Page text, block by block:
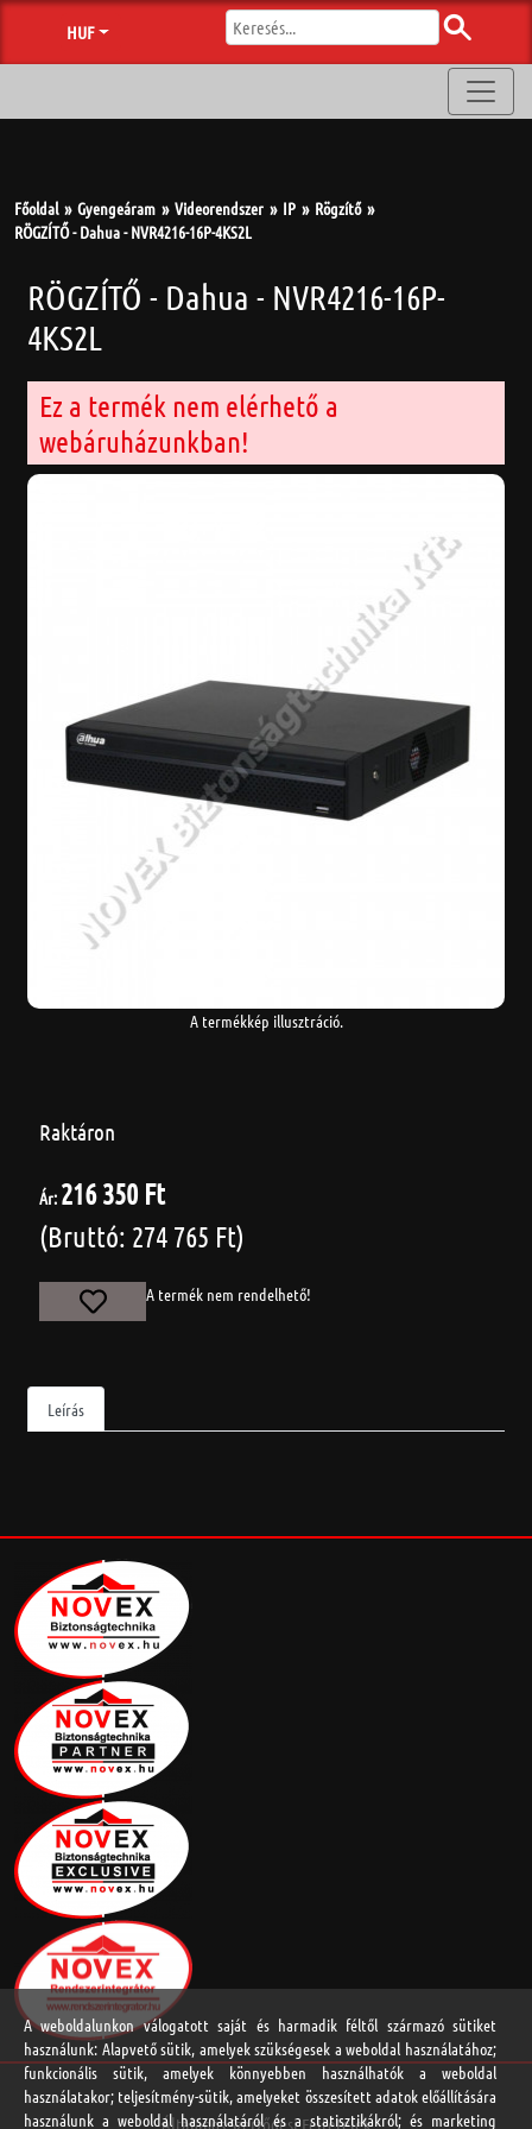
HUF
Főoldal Gyengeáram Videorendszer IP
Rögzítő
RÖGZÍTŐ - Dahua - NVR4216-16P-4KS2L
RÖGZÍTŐ - Dahua - NVR4216-16P-
4KS2L
Ez a termék nem elérhető a
webáruházunkban!
A termékkép illusztráció.
Raktáron
Ár: 216 350 Ft
(Bruttó: 274 765 Ft)
A termék nem rendelhető!
Leírás
Általános Szerződési Feltételek
A weboldalunkon válogatott saját és harmadik féltől származó sütiket
használunk: Alapvető sütik, amelyek szükségesek a weboldal használatához;
funkcionális sütik, amelyek könnyebben használhatók a weboldal
használatakor; teljesítmény-sütik, amelyeket összesített adatok előállítására
használunk a weboldal használatáról és a statisztikákról; és marketing